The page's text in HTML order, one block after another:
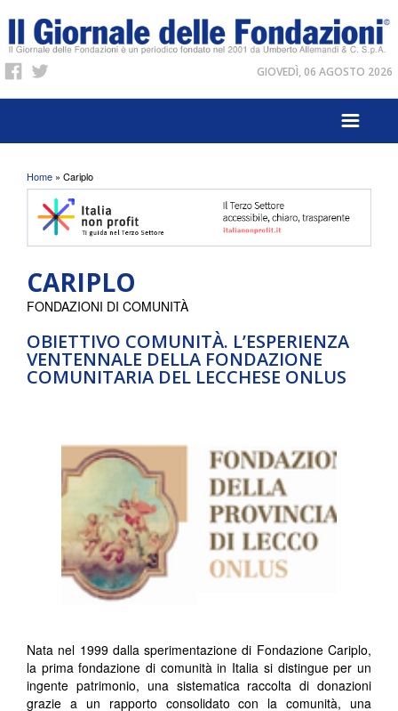
GIOVEDÌ, 06 AGOSTO 2026
Tu sei qui
Home » Cariplo
CARIPLO
OBIETTIVO COMUNITÀ. L’ESPERIENZA
VENTENNALE DELLA FONDAZIONE
COMUNITARIA DEL LECCHESE ONLUS
FONDAZIONI DI COMUNITÀ
Nata nel 1999 dalla sperimentazione di Fondazione Cariplo,
la prima fondazione di comunità in Italia si distingue per un
ingente patrimonio, una sistematica raccolta di donazioni
grazie a un rapporto consolidato con la comunità, una